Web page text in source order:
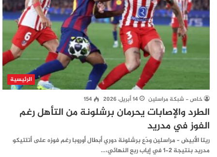
الرئيسية
خاص - شبكة مراسلين 14 أبريل، 2026 154
الطرد والإصابات يحرمان برشلونة من التأهل رغم
الفوز في مدريد
ريتا الأبيض – مراسلين ودّع برشلونة دوري أبطال أوروبا رغم فوزه على أتلتيكو
مدريد بنتيجة 2-1 في إياب ربع النهائي،…